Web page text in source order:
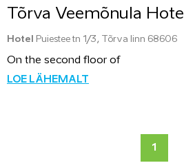
Tõrva Veemõnula Hotel
Hotel Puiestee tn 1/3, Tõrva linn 68606
On the second floor of
LOE LÄHEMALT
1